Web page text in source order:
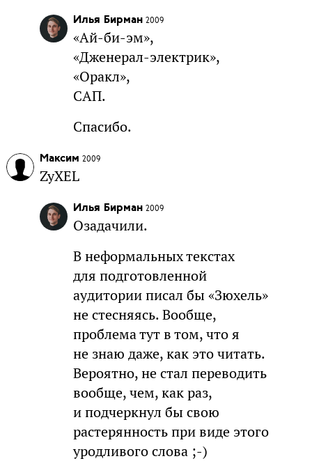
Илья Бирман 2009
«Ай-би-эм»,
«Дженерал-электрик»,
«Оракл»,
САП.
Спасибо.
Максим 2009
ZyXEL
Илья Бирман 2009
Озадачили.
В неформальных текстах
для подготовленной
аудитории писал бы «Зюхель»
не стесняясь. Вообще,
проблема тут в том, что я
не знаю даже, как это читать.
Вероятно, не стал переводить
вообще, чем, как раз,
и подчеркнул бы свою
растерянность при виде этого
уродливого слова ;-)